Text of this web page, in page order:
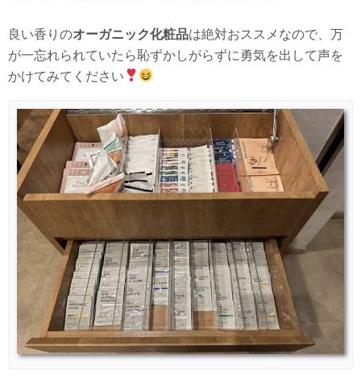
良い香りのオーガニック化粧品は絶対おススメなので、万
が一忘れられていたら恥ずかしがらずに勇気を出して声を
かけてみてください